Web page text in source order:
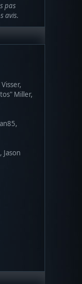
pas
avis.
Miller,